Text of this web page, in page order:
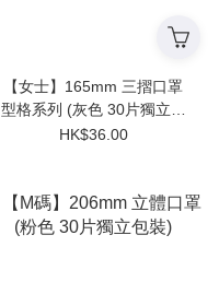
【女士】165mm 三摺口罩
型格系列 (灰色 30片獨立包
裝)
HK$36.00